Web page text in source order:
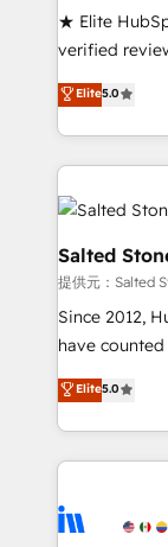
★ Elite
verified
G2 & Clutch
experts ★
countries ★
obsessed INSIDEA helps growing companies turn
HubSpot into
team,
workflows
your time zone. What we do: ➤
weeks, with
not a
CRM. Zero
revenue
Ongoing
rollouts, adoption
Elite5.0
Salted
提供元：Salted
Since 2012,
have
solutions that
transform brand
service
winning
Elite5.0